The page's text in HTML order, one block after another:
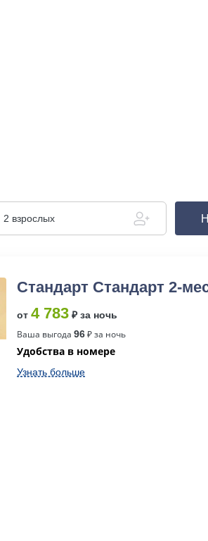
2 взрослых
Стандарт Стандарт 2-
от 4 783 ₽ за ночь
Ваша выгода 96₽ за ночь
Удобства в номере
Узнать больше